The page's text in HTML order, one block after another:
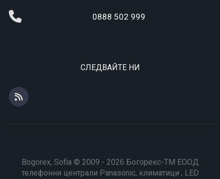
0888 502 999
СЛЕДВАЙТЕ НИ
Bogorex, Sofia © 2009 - 2026 Богорекс-ТМ ЕООД
телефонни централи Panasonic, климатици , LED